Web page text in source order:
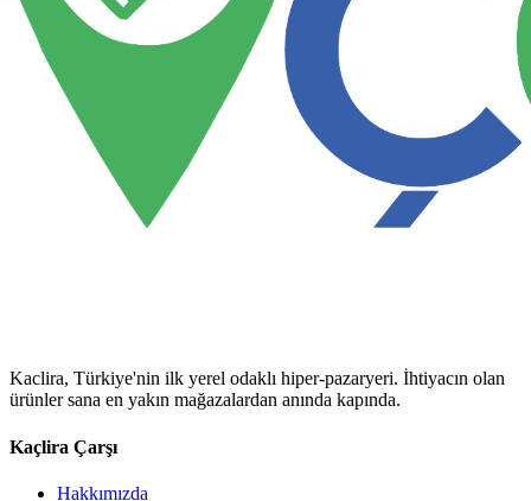
Kaclira, Türkiye'nin ilk yerel odaklı hiper-pazaryeri. İhtiyacın olan
ürünler sana en yakın mağazalardan anında kapında.
Kaçlira Çarşı
Hakkımızda